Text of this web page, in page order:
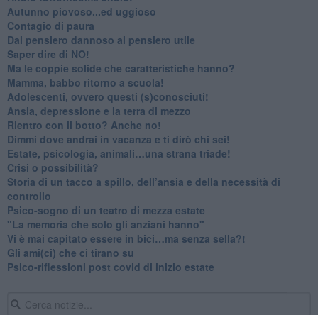
Autunno piovoso...ed uggioso
​Contagio di paura
​Dal pensiero dannoso al pensiero utile
​Saper dire di NO!
​Ma le coppie solide che caratteristiche hanno?
​Mamma, babbo ritorno a scuola!
Adolescenti, ovvero questi (s)conosciuti!
Ansia, depressione e la terra di mezzo
​Rientro con il botto? Anche no!
Dimmi dove andrai in vacanza e ti dirò chi sei!
​Estate, psicologia, animali…una strana triade!
​Crisi o possibilità?
​Storia di un tacco a spillo, dell’ansia e della necessità di
controllo
​Psico-sogno di un teatro di mezza estate
"La memoria che solo gli anziani hanno"
​Vi è mai capitato essere in bici…ma senza sella?!
​Gli ami(ci) che ci tirano su
Psico-riflessioni post covid di inizio estate